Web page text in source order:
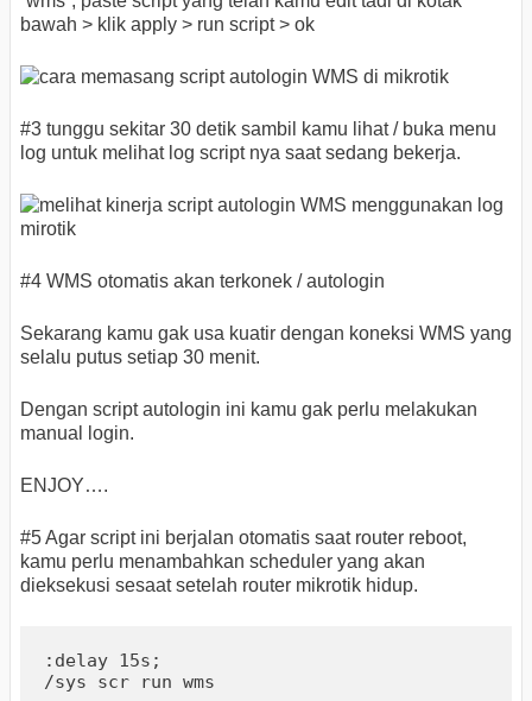
bawah > klik apply > run script > ok
#3 tunggu sekitar 30 detik sambil kamu lihat / buka menu
log untuk melihat log script nya saat sedang bekerja.
#4 WMS otomatis akan terkonek / autologin
Sekarang kamu gak usa kuatir dengan koneksi WMS yang
selalu putus setiap 30 menit.
Dengan script autologin ini kamu gak perlu melakukan
manual login.
ENJOY….
#5 Agar script ini berjalan otomatis saat router reboot,
kamu perlu menambahkan scheduler yang akan
dieksekusi sesaat setelah router mikrotik hidup.
:delay 15s;
/sys scr run wms